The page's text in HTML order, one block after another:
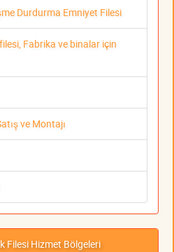
Durdurma Emniyet Filesi
Fabrika ve binalar için
ve Montajı
Filesi Hizmet Bölgeleri